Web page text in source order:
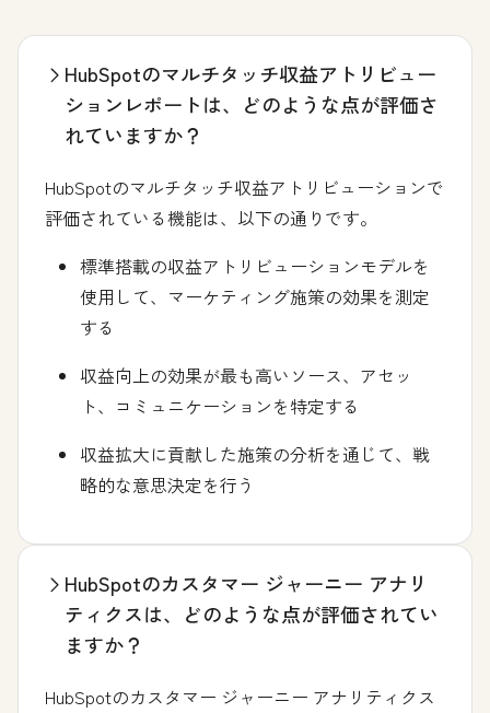
HubSpotのマルチタッチ収益アトリビュー
ションレポートは、どのような点が評価さ
れていますか？
HubSpotのマルチタッチ収益アトリビューションで
評価されている機能は、以下の通りです。
標準搭載の収益アトリビューションモデルを
使用して、マーケティング施策の効果を測定
する
収益向上の効果が最も高いソース、アセッ
ト、コミュニケーションを特定する
収益拡大に貢献した施策の分析を通じて、戦
略的な意思決定を行う
HubSpotのカスタマー ジャーニー アナリ
ティクスは、どのような点が評価されてい
ますか？
HubSpotのカスタマー ジャーニー アナリティクス